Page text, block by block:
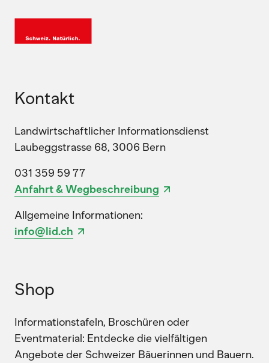
Kontakt
Landwirtschaftlicher Informationsdienst
Laubeggstrasse 68, 3006 Bern
031 359 59 77
Anfahrt & Wegbeschreibung
Allgemeine Informationen:
info@lid.ch
Shop
Informationstafeln, Broschüren oder
Eventmaterial: Entdecke die vielfältigen
Angebote der Schweizer Bäuerinnen und Bauern.